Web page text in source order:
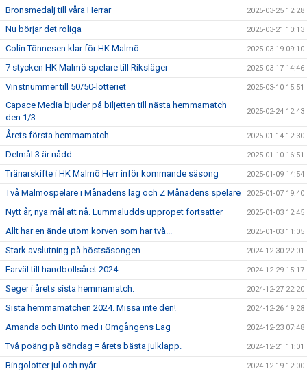
Bronsmedalj till våra Herrar 2025-03-25 12:28
Nu börjar det roliga 2025-03-21 10:13
Colin Tönnesen klar för HK Malmö 2025-03-19 09:10
7 stycken HK Malmö spelare till Riksläger 2025-03-17 14:46
Vinstnummer till 50/50-lotteriet 2025-03-10 15:51
Capace Media bjuder på biljetten till nästa hemmamatch
den 1/3
2025-02-24 12:43
Årets första hemmamatch 2025-01-14 12:30
Delmål 3 är nådd 2025-01-10 16:51
Tränarskifte i HK Malmö Herr inför kommande säsong 2025-01-09 14:54
Två Malmöspelare i Månadens lag och Z Månadens spelare 2025-01-07 19:40
Nytt år, nya mål att nå. Lummaludds uppropet fortsätter 2025-01-03 12:45
Allt har en ände utom korven som har två... 2025-01-03 11:05
Stark avslutning på höstsäsongen. 2024-12-30 22:01
Farväl till handbollsåret 2024. 2024-12-29 15:17
Seger i årets sista hemmamatch. 2024-12-27 22:20
Sista hemmamatchen 2024. Missa inte den! 2024-12-26 19:28
Amanda och Binto med i Omgångens Lag 2024-12-23 07:48
Två poäng på söndag = årets bästa julklapp. 2024-12-21 11:01
Bingolotter jul och nyår 2024-12-19 12:00